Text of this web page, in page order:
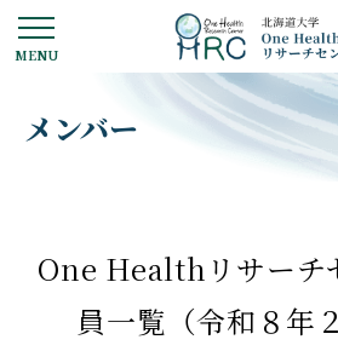
メンバー
One Healthリサーチ
員一覧（令和８年